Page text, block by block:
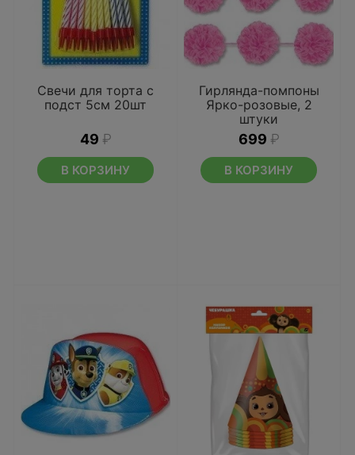
Свечи для торта с
подст 5см 20шт
49 ₽
В КОРЗИНУ
Гирлянда-помпоны
Ярко-розовые, 2
штуки
699 ₽
В КОРЗИНУ